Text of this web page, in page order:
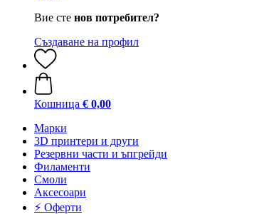
Вие сте нов потребител?
Създаване на профил
Кошница € 0,00
Mарки
3D принтери и други
Резервни части и ъпгрейди
Филаменти
Смоли
Аксесоари
⚡ Оферти